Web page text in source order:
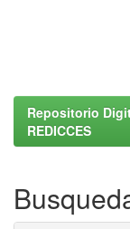
Repositorio
REDICCES